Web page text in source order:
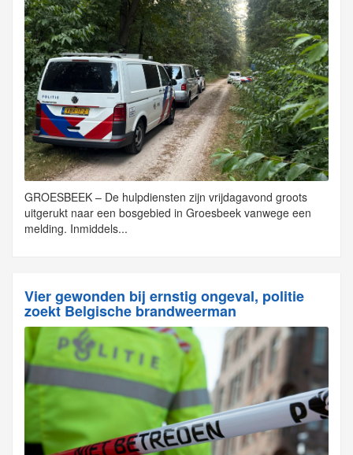
GROESBEEK – De hulpdiensten zijn vrijdagavond groots
uitgerukt naar een bosgebied in Groesbeek vanwege een
melding. Inmiddels...
Vier gewonden bij ernstig ongeval, politie
zoekt Belgische brandweerman